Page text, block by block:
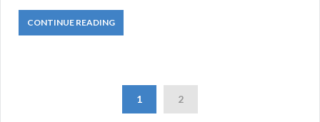
CONTINUE READING
1 2